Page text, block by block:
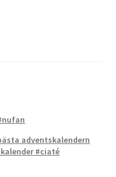
adventskalendern
#ciaté